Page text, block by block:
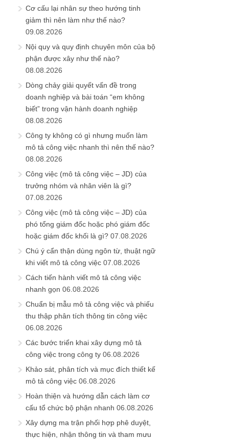
Cơ cấu lại nhân sự theo hướng tinh
giảm thì nên làm như thế nào?
09.08.2026
Nội quy và quy định chuyên môn của bộ
phận được xây như thế nào?
08.08.2026
Dòng chảy giải quyết vấn đề trong
doanh nghiệp và bài toán “em không
biết” trong vận hành doanh nghiệp
08.08.2026
Công ty không có gì nhưng muốn làm
mô tả công việc nhanh thì nên thế nào?
08.08.2026
Công việc (mô tả công việc – JD) của
trưởng nhóm và nhân viên là gì?
07.08.2026
Công việc (mô tả công việc – JD) của
phó tổng giám đốc hoặc phó giám đốc
hoặc giám đốc khối là gì? 07.08.2026
Chú ý cẩn thận dùng ngôn từ, thuật ngữ
khi viết mô tả công việc 07.08.2026
Cách tiến hành viết mô tả công việc
nhanh gọn 06.08.2026
Chuẩn bị mẫu mô tả công việc và phiếu
thu thập phân tích thông tin công việc
06.08.2026
Các bước triển khai xây dựng mô tả
công việc trong công ty 06.08.2026
Khảo sát, phân tích và mục đích thiết kế
mô tả công việc 06.08.2026
Hoàn thiện và hướng dẫn cách làm cơ
cấu tổ chức bộ phận nhanh 06.08.2026
Xây dựng ma trận phối hợp phê duyệt,
thực hiện, nhận thông tin và tham mưu